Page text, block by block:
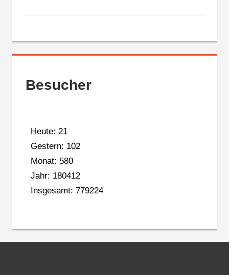
Besucher
Heute: 21
Gestern: 102
Monat: 580
Jahr: 180412
Insgesamt: 779224